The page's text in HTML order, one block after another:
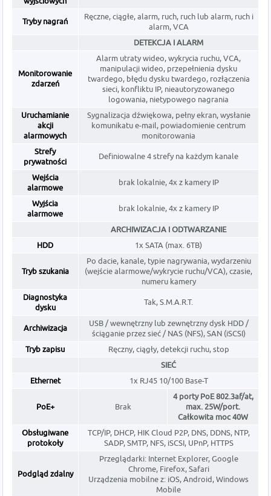
Tryby nagrań
Ręczne, ciągłe, alarm, ruch, ruch lub alarm, ruch i
alarm, VCA
DETEKCJA I ALARM
Monitorowanie
zdarzeń
Alarm utraty wideo, wykrycia ruchu, VCA,
manipulacji wideo, przepełnienia dysku
twardego, błędu dysku twardego, rozłączenia
sieci, konfliktu IP, nieautoryzowanego
logowania, nietypowego nagrania
Uruchamianie
akcji
alarmowych
Sygnalizacja dźwiękowa, pełny ekran, wysłanie
komunikatu e-mail, powiadomienie centrum
monitorowania
Strefy
prywatności
Definiowalne 4 strefy na każdym kanale
Wejścia
alarmowe
brak lokalnie, 4x z kamery IP
Wyjścia
alarmowe
brak lokalnie, 4x z kamery IP
ARCHIWIZACJA I ODTWARZANIE
HDD
1x SATA (max. 6TB)
Tryb szukania
Po dacie, kanale, typie nagrywania, wydarzeniu
(wejście alarmowe/wykrycie ruchu/VCA), czasie,
numeru kamery
Diagnostyka
dysku
Tak, S.M.A.R.T.
Archiwizacja
USB / wewnętrzny lub zewnętrzny dysk HDD /
ściąganie przez sieć / NAS (NFS), SAN (iSCSI)
Tryb zapisu
Ręczny, ciągły, detekcji ruchu, stop
SIEĆ
Ethernet
1x RJ45 10/100 Base-T
PoE+ Brak
4 porty PoE 802.3af/at,
max. 25W/port.
Całkowita moc 40W
Obsługiwane
protokoły
TCP/IP, DHCP, HIK Cloud P2P, DNS, DDNS, NTP,
SADP, SMTP, NFS, iSCSI, UPnP, HTTPS
Podgląd zdalny
Przeglądarki: Internet Explorer, Google
Chrome, Firefox, Safari
Urządzenia mobilne z: iOS, Android, Windows
Mobile